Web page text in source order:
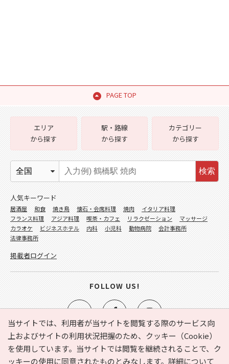
PAGE TOP
当サイトでは、利用者が当サイトを閲覧する際のサービス向
上およびサイトの利用状況把握のため、クッキー（Cookie）
を使用しています。当サイトでは閲覧を継続されることで、ク
ッキーの使用に同意されたものとみなします。詳細について
e-NAVITA（イーナビタ）とは？ お気に入り
ヘルプ
エリア
から探す
駅・路線
から探す
カテゴリー
から探す
検索
人気キーワード
居酒屋 和食 焼き鳥 懐石・会席料理 焼肉
イタリア料理
フランス料理
アジア料理 喫茶・カフェ リラクゼーション
マッサージ
カラオケ
ビジネスホテル 内科 小児科 動物病院
会計事務所
法律事務所
掲載者ログイン
FOLLOW US!